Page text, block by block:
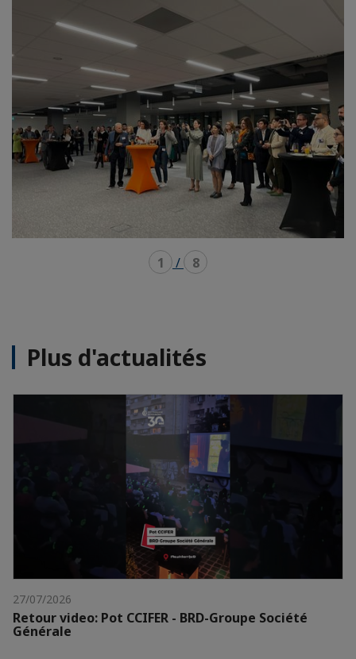
1 / 8
Plus d'actualités
27/07/2026
Retour video: Pot CCIFER - BRD-Groupe Société
Générale